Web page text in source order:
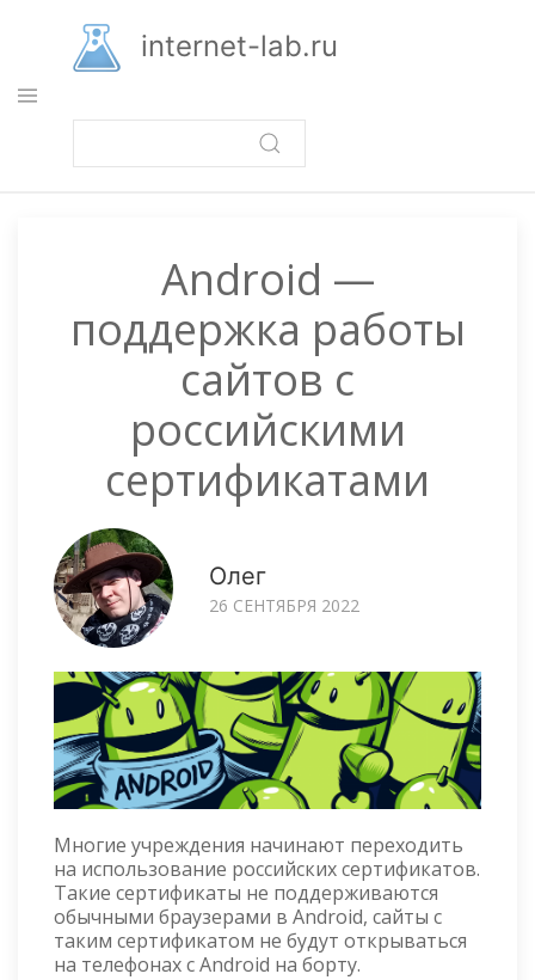
основному
содержанию
internet-lab.ru
Android —
поддержка работы
сайтов с
российскими
сертификатами
Олег
26 СЕНТЯБРЯ 2022
Многие учреждения начинают переходить
на использование российских сертификатов.
Такие сертификаты не поддерживаются
обычными браузерами в Android, сайты с
таким сертификатом не будут открываться
на телефонах с Android на борту.